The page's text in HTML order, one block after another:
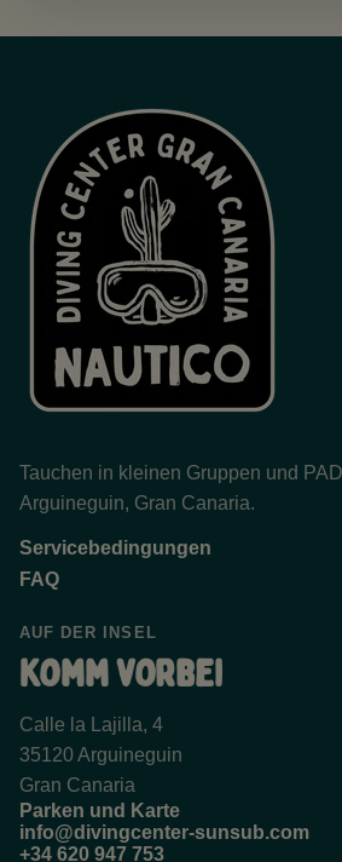
Tauchen in kleinen Gruppen und
Arguineguin, Gran Canaria.
Servicebedingungen
FAQ
AUF DER INSEL
Komm vorbei
Calle la Lajilla, 4
35120 Arguineguin
Gran Canaria
Parken und Karte
info@divingcenter-sunsub.com
+34 620 947 753